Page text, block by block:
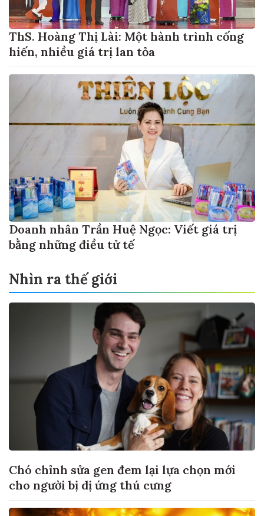
ThS. Hoàng Thị Lài: Một hành trình cống
hiến, nhiều giá trị lan tỏa
Doanh nhân Trần Huệ Ngọc: Viết giá trị
bằng những điều tử tế
Nhìn ra thế giới
Chó chỉnh sửa gen đem lại lựa chọn mới
cho người bị dị ứng thú cưng